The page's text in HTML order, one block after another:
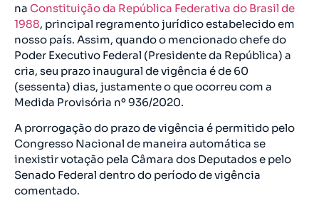
na Constituição da República Federativa do Brasil de
1988, principal regramento jurídico estabelecido em
nosso país. Assim, quando o mencionado chefe do
Poder Executivo Federal (Presidente da República) a
cria, seu prazo inaugural de vigência é de 60
(sessenta) dias, justamente o que ocorreu com a
Medida Provisória nº 936/2020.
A prorrogação do prazo de vigência é permitido pelo
Congresso Nacional de maneira automática se
inexistir votação pela Câmara dos Deputados e pelo
Senado Federal dentro do período de vigência
comentado.